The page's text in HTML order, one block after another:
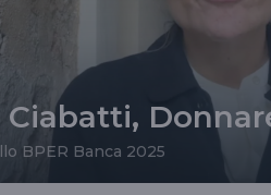
Ciabatti,
BPER Banca 2025